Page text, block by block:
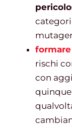
rischi
con